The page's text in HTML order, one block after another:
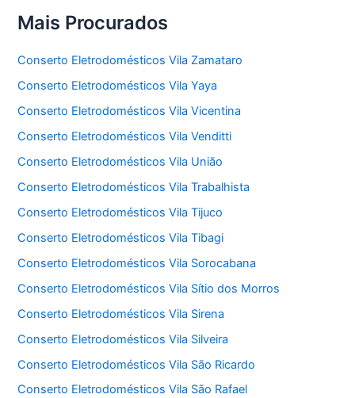
Mais Procurados
Conserto Eletrodomésticos Vila Zamataro
Conserto Eletrodomésticos Vila Yaya
Conserto Eletrodomésticos Vila Vicentina
Conserto Eletrodomésticos Vila Venditti
Conserto Eletrodomésticos Vila União
Conserto Eletrodomésticos Vila Trabalhista
Conserto Eletrodomésticos Vila Tijuco
Conserto Eletrodomésticos Vila Tibagi
Conserto Eletrodomésticos Vila Sorocabana
Conserto Eletrodomésticos Vila Sítio dos Morros
Conserto Eletrodomésticos Vila Sirena
Conserto Eletrodomésticos Vila Silveira
Conserto Eletrodomésticos Vila São Ricardo
Conserto Eletrodomésticos Vila São Rafael